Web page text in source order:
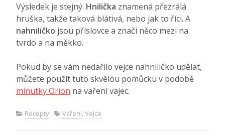
Výsledek je stejný. Hnilička znamená přezrálá
hruška, takže taková blátivá, nebo jak to říci. A
nahniličko jsou příslovce a značí něco mezi na
tvrdo a na měkko.
Pokud by se vám nedařilo vejce nahniličko udělat,
můžete použít tuto skvělou pomůcku v podobě
minutky Orion na vaření vajec.
Recepty Vaření, Vejce